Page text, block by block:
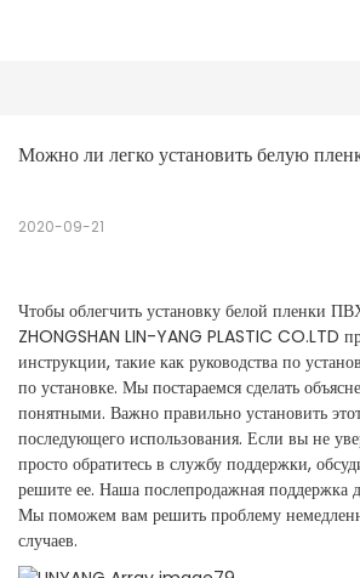
Можно ли легко установить белую
2020-09-21
Чтобы облегчить установку белой пленки
ZHONGSHAN LIN-YANG PLASTIC CO.LTD
инструкции, такие как руководства по
по установке. Мы постараемся сделать
понятными. Важно правильно установить
последующего использования. Если вы не
просто обратитесь в службу поддержки,
решите ее. Наша послепродажная поддержка
Мы поможем вам решить проблему
случаев.